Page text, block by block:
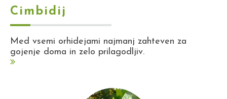
Cimbidij
Med vsemi orhidejami najmanj zahteven za
gojenje doma in zelo prilagodljiv.